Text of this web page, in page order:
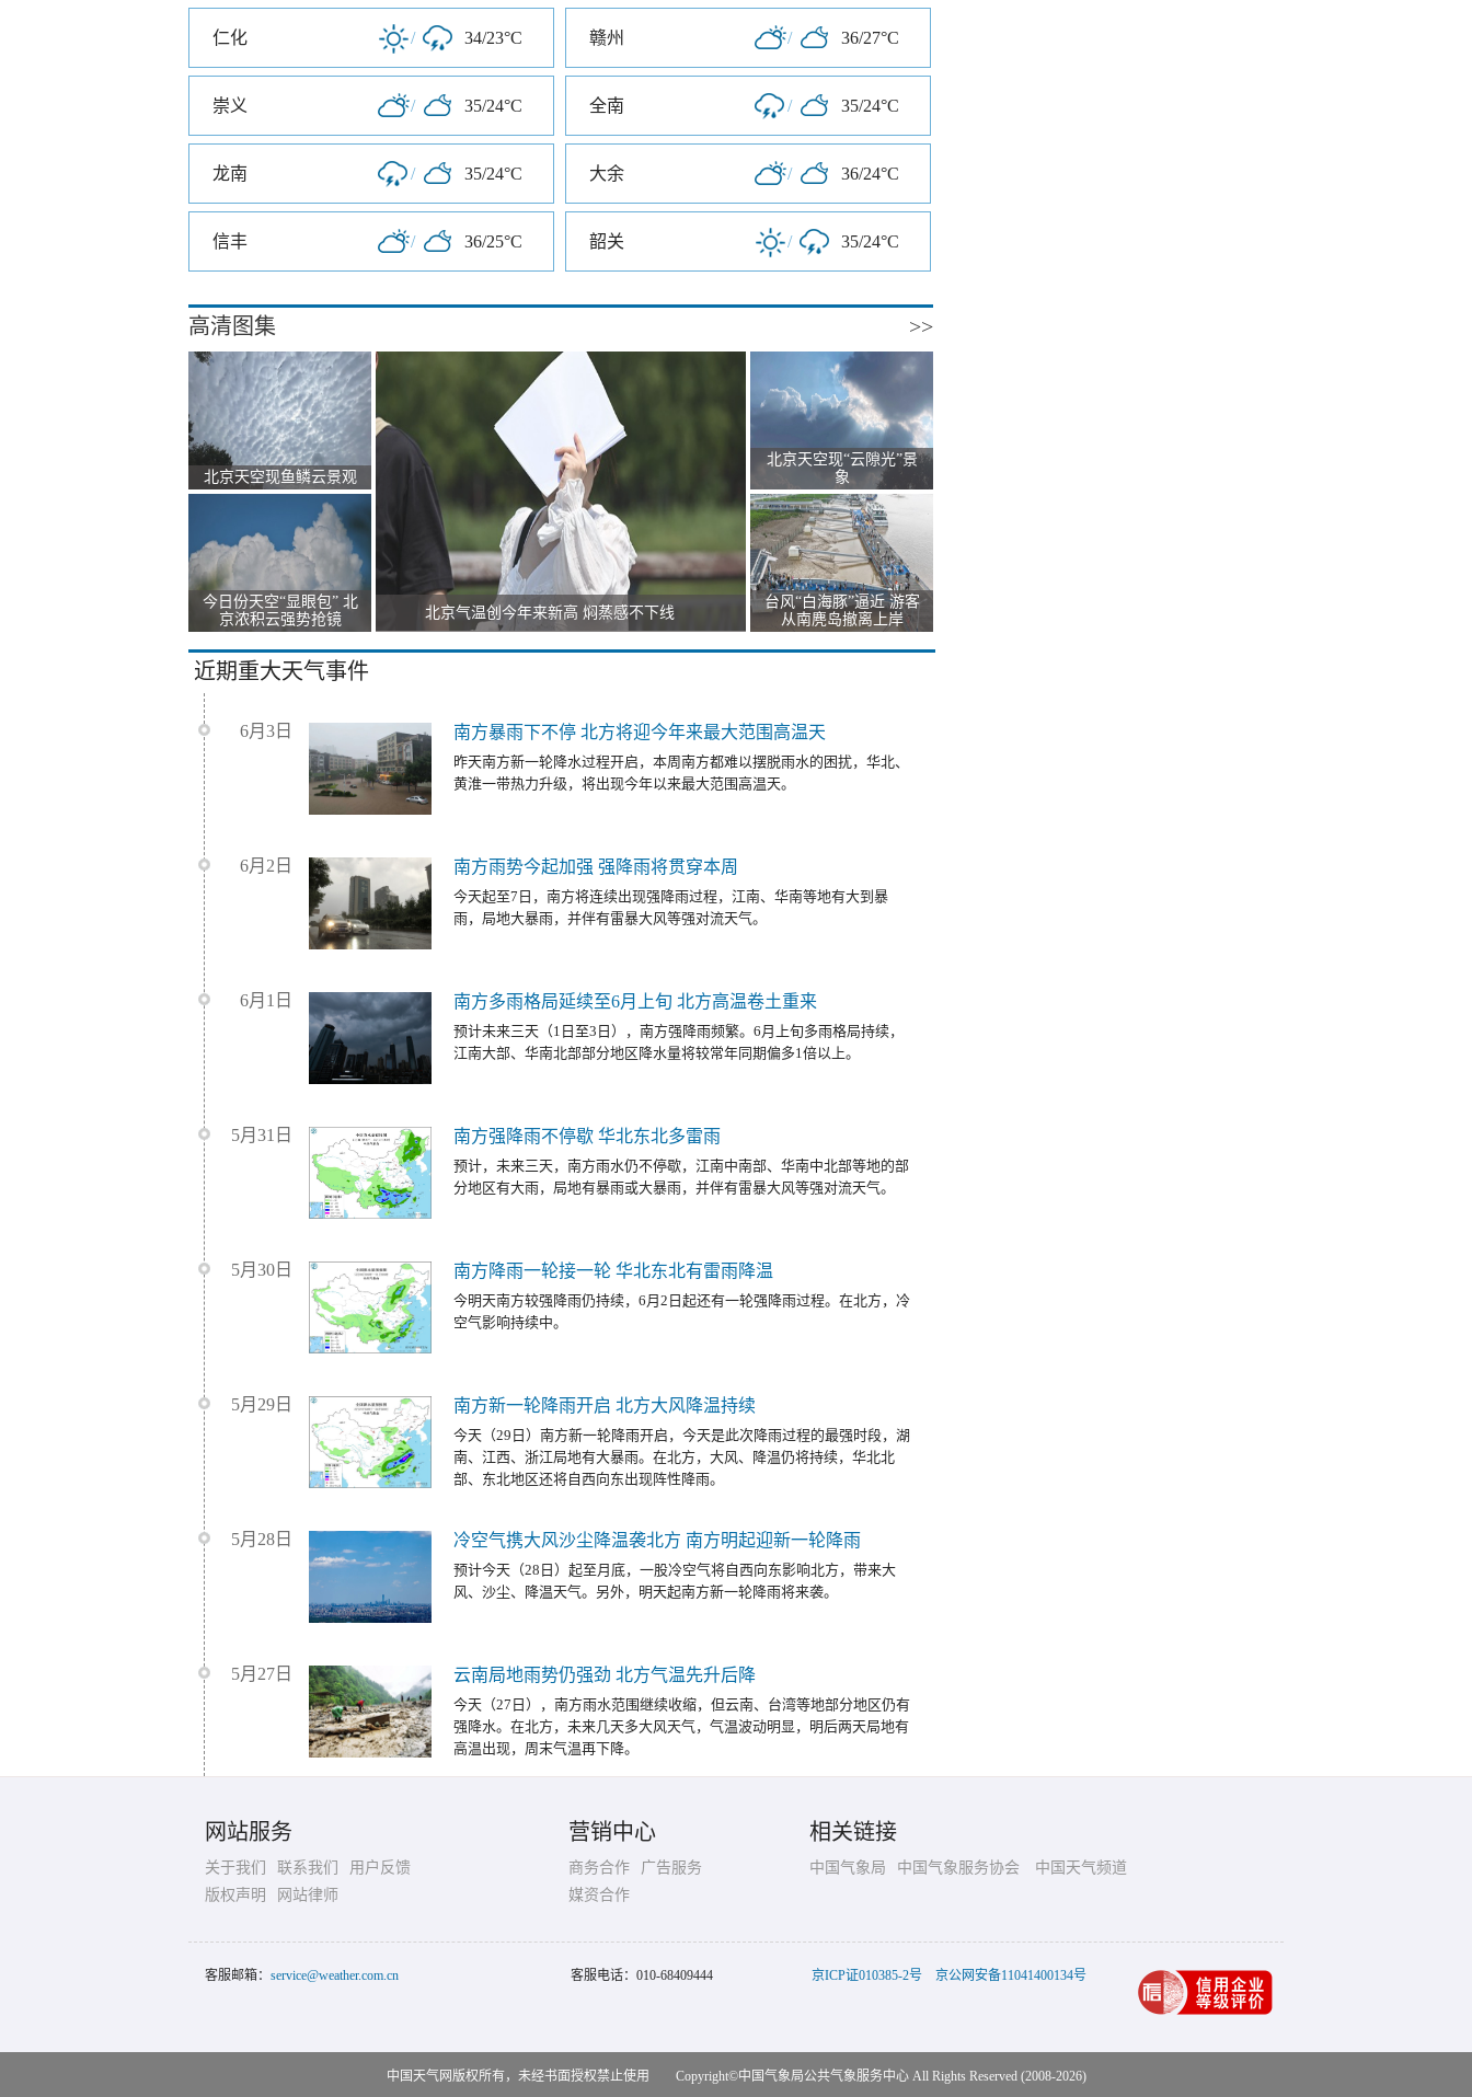
仁化 / 34/23°C 赣州 / 36/27°C
崇义 / 35/24°C 全南 / 35/24°C
龙南 / 35/24°C 大余 / 36/24°C
信丰 / 36/25°C 韶关 / 35/24°C
>>
高清图集
北京天空现鱼鳞云景观
今日份天空“显眼包” 北
京浓积云强势抢镜
北京气温创今年来新高 焖蒸感不下线
北京天空现“云隙光”景
象
台风“白海豚”逼近 游客
从南麂岛撤离上岸
近期重大天气事件
6月3日 南方暴雨下不停 北方将迎今年来最大范围高温天
昨天南方新一轮降水过程开启，本周南方都难以摆脱雨水的困扰，华北、
黄淮一带热力升级，将出现今年以来最大范围高温天。
6月2日 南方雨势今起加强 强降雨将贯穿本周
今天起至7日，南方将连续出现强降雨过程，江南、华南等地有大到暴
雨，局地大暴雨，并伴有雷暴大风等强对流天气。
6月1日 南方多雨格局延续至6月上旬 北方高温卷土重来
预计未来三天（1日至3日），南方强降雨频繁。6月上旬多雨格局持续，
江南大部、华南北部部分地区降水量将较常年同期偏多1倍以上。
5月31日 南方强降雨不停歇 华北东北多雷雨
预计，未来三天，南方雨水仍不停歇，江南中南部、华南中北部等地的部
分地区有大雨，局地有暴雨或大暴雨，并伴有雷暴大风等强对流天气。
5月30日 南方降雨一轮接一轮 华北东北有雷雨降温
今明天南方较强降雨仍持续，6月2日起还有一轮强降雨过程。在北方，冷
空气影响持续中。
5月29日 南方新一轮降雨开启 北方大风降温持续
今天（29日）南方新一轮降雨开启，今天是此次降雨过程的最强时段，湖
南、江西、浙江局地有大暴雨。在北方，大风、降温仍将持续，华北北
部、东北地区还将自西向东出现阵性降雨。
5月28日 冷空气携大风沙尘降温袭北方 南方明起迎新一轮降雨
预计今天（28日）起至月底，一股冷空气将自西向东影响北方，带来大
风、沙尘、降温天气。另外，明天起南方新一轮降雨将来袭。
5月27日 云南局地雨势仍强劲 北方气温先升后降
今天（27日），南方雨水范围继续收缩，但云南、台湾等地部分地区仍有
强降水。在北方，未来几天多大风天气，气温波动明显，明后两天局地有
高温出现，周末气温再下降。
网站服务
关于我们 联系我们
用户反馈
版权声明
网站律师
营销中心
商务合作
广告服务
媒资合作
相关链接
中国气象局 中国气象服务协会 中国天气频道
客服邮箱： service@weather.com.cn 客服电话： 010-68409444 京ICP证010385-2号 京公网安备11041400134号
中国天气网版权所有，未经书面授权禁止使用 Copyright©中国气象局公共气象服务中心All Rights Reserved (2008-2026)